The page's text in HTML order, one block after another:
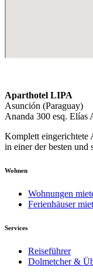
Aparthotel LIPA
Asunción (Paraguay)
Ananda 300 esq. Elías
Komplett eingerichtete
in einer der besten und
Wohnen
Wohnungen
Ferienhäuser
Services
Reiseführer
Dolmetcher &